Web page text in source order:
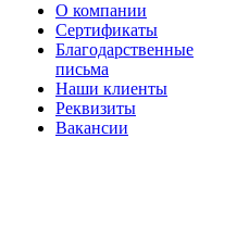
О компании
Сертификаты
Благодарственные
письма
Наши клиенты
Реквизиты
Вакансии